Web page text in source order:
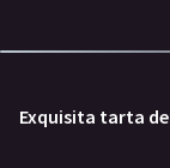
Exquisita tarta